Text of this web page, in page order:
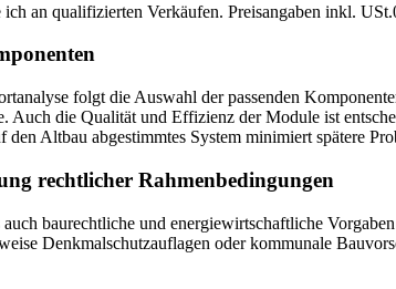
an qualifizierten Verkäufen. Preisangaben inkl.
folgt die Auswahl der passenden
Auch die Qualität und Effizienz der Module ist
den Altbau abgestimmtes System minimiert spätere
rechtlicher Rahmenbedingungen
baurechtliche und energiewirtschaftliche
Denkmalschutzauflagen oder kommunale